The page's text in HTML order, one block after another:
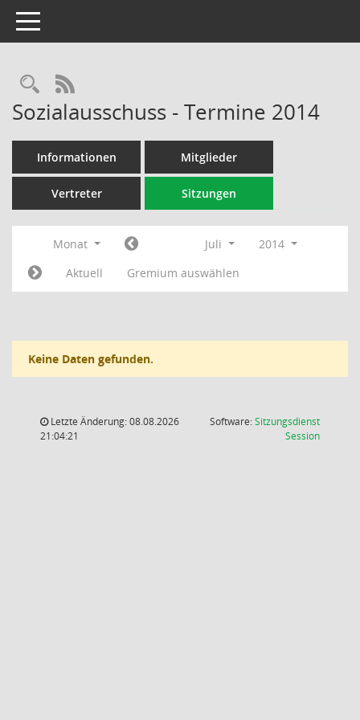
Toggle navigation
Rechercheauswahl
RSS-Feed
Sozialausschuss - Termine 2014
Informationen Mitglieder
Vertreter Sitzungen
Monat Juli
2014
Aktuell
Gremium auswählen
Keine Daten gefunden.
Letzte Änderung: 08.08.2026
21:04:21
Software:Sitzungsdienst
Session(Wird in